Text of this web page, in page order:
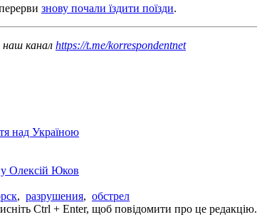
знову почали їздити поїзди.
наш канал https://t.me/korrespondentnet
над Україною
Олексій Юков
, разрушения, обстрел
Ctrl + Enter, щоб повідомити про це редакцію.